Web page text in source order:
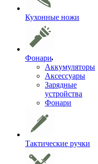
Кухонные ножи
Фонари
Аккумуляторы
Аксессуары
Зарядные
устройства
Фонари
Тактические ручки